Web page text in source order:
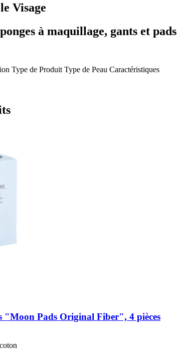
Visage
à maquillage, gants et pads
Type de Produit Type de Peau Caractéristiques
"Moon Pads Original Fiber", 4 pièces